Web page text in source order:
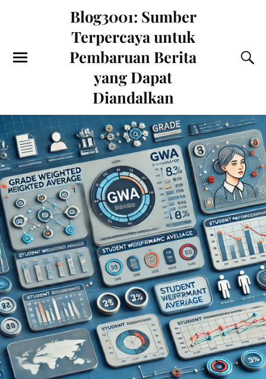
Blog3001: Sumber
Terpercaya untuk
Pembaruan Berita
yang Dapat
Diandalkan